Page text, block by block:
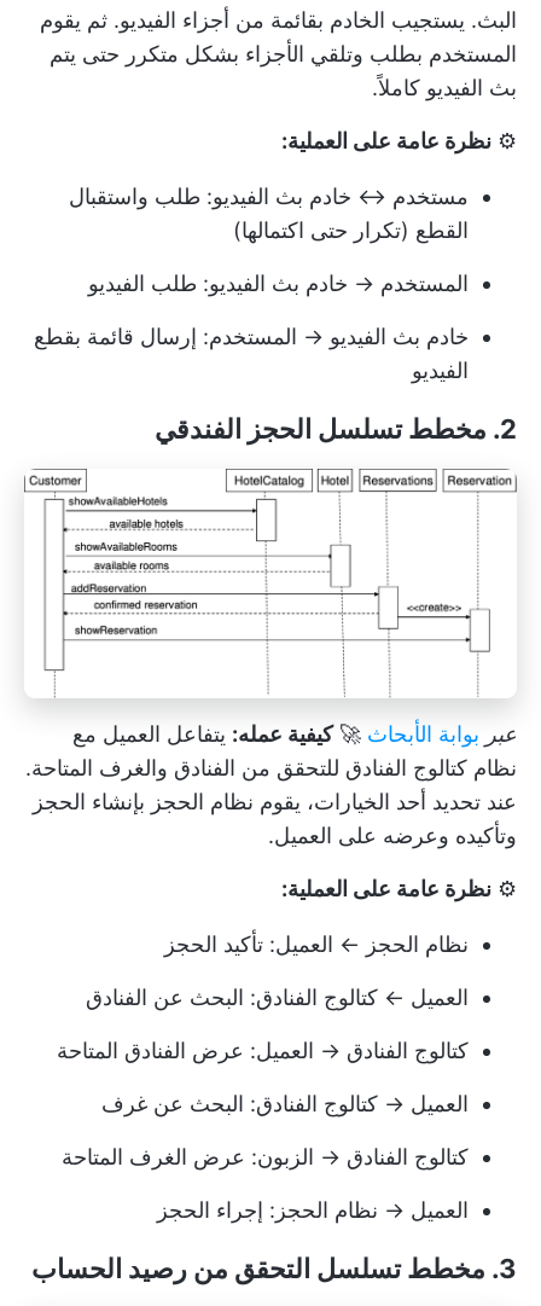
البث. يستجيب الخادم بقائمة من أجزاء الفيديو. ثم يقوم
المستخدم بطلب وتلقي الأجزاء بشكل متكرر حتى يتم
بث الفيديو كاملاً.
⚙️ نظرة عامة على العملية:
مستخدم ↔ خادم بث الفيديو: طلب واستقبال
القطع (تكرار حتى اكتمالها)
المستخدم → خادم بث الفيديو: طلب الفيديو
خادم بث الفيديو → المستخدم: إرسال قائمة بقطع
الفيديو
2. مخطط تسلسل الحجز الفندقي
عبر بوابة الأبحاث 🚀كيفية عمله: يتفاعل العميل مع
نظام كتالوج الفنادق للتحقق من الفنادق والغرف المتاحة.
عند تحديد أحد الخيارات، يقوم نظام الحجز بإنشاء الحجز
وتأكيده وعرضه على العميل.
⚙️ نظرة عامة على العملية:
نظام الحجز ← العميل: تأكيد الحجز
العميل ← كتالوج الفنادق: البحث عن الفنادق
كتالوج الفنادق → العميل: عرض الفنادق المتاحة
العميل → كتالوج الفنادق: البحث عن غرف
كتالوج الفنادق → الزبون: عرض الغرف المتاحة
العميل → نظام الحجز: إجراء الحجز
3. مخطط تسلسل التحقق من رصيد الحساب